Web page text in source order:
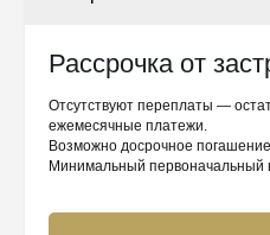
Рассрочка от
Отсутствуют переплаты —
ежемесячные платежи.
Возможно досрочное
Минимальный первоначальный